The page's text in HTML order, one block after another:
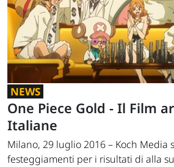
NEWS
One Piece Gold - Il Film
Italiane
Milano, 29 luglio 2016 – Koch Media
festeggiamenti per i risultati di alla